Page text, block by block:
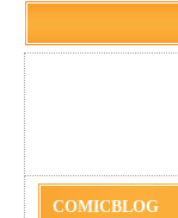
COMICBLOG